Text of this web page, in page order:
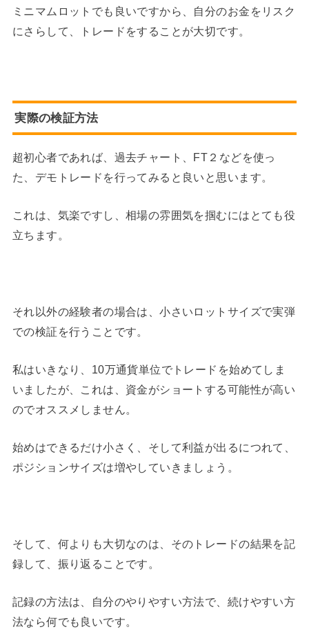
ミニマムロットでも良いですから、自分のお金をリスク
にさらして、トレードをすることが大切です。
実際の検証方法
超初心者であれば、過去チャート、FT２などを使っ
た、デモトレードを行ってみると良いと思います。
これは、気楽ですし、相場の雰囲気を掴むにはとても役
立ちます。
それ以外の経験者の場合は、小さいロットサイズで実弾
での検証を行うことです。
私はいきなり、10万通貨単位でトレードを始めてしま
いましたが、これは、資金がショートする可能性が高い
のでオススメしません。
始めはできるだけ小さく、そして利益が出るにつれて、
ポジションサイズは増やしていきましょう。
そして、何よりも大切なのは、そのトレードの結果を記
録して、振り返ることです。
記録の方法は、自分のやりやすい方法で、続けやすい方
法なら何でも良いです。